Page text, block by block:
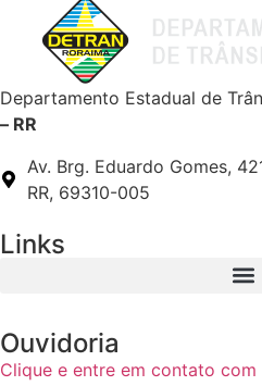
Departamento Estadual de
– RR
Av. Brg. Eduardo Gomes,
RR, 69310-005
Links
Ouvidoria
Clique e entre em contato